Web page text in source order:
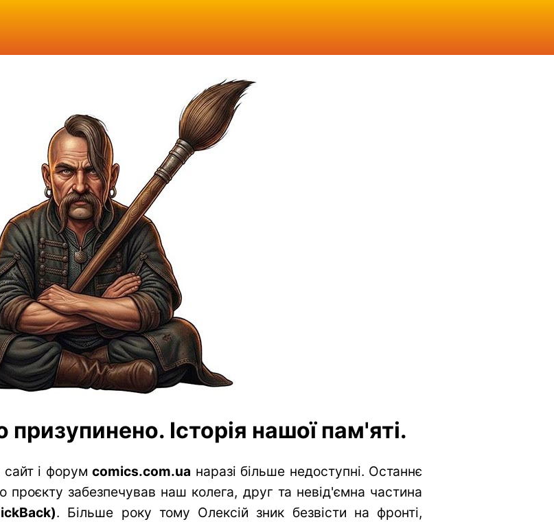
Історія нашої пам'яті.
і форум comics.com.ua наразі більше недоступні. Останнє
проєкту забезпечував наш колега, друг та невід'ємна частина
. Більше року тому Олексій зник безвісти на фронті,